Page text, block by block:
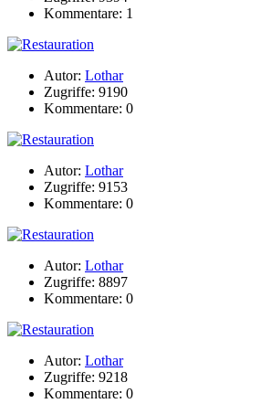
Kommentare: 1
Autor: Lothar
Zugriffe: 9190
Kommentare: 0
Autor: Lothar
Zugriffe: 9153
Kommentare: 0
Autor: Lothar
Zugriffe: 8897
Kommentare: 0
Autor: Lothar
Zugriffe: 9218
Kommentare: 0